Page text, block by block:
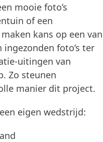
mooie foto’s
of een
kans op een van
foto’s ter
uitingen van
Zo steunen
manier dit project.
eigen wedstrijd: